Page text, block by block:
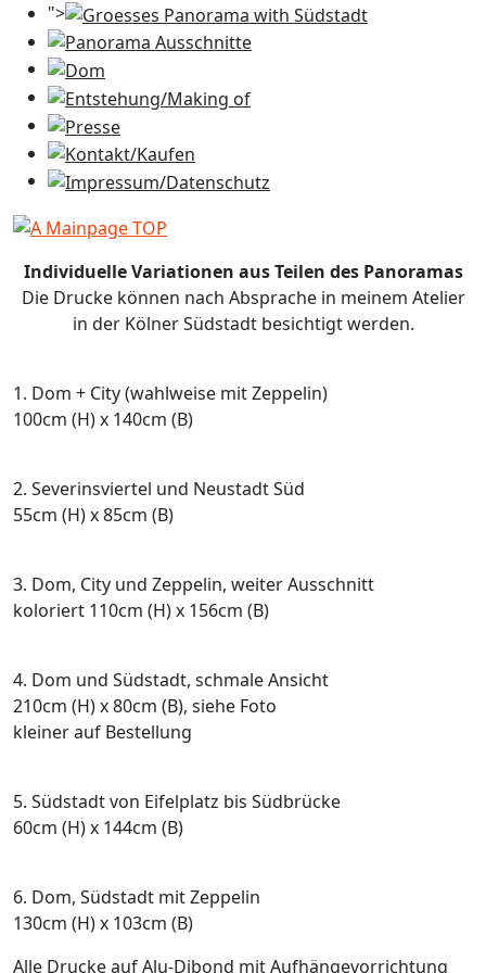
">
Individuelle Variationen aus Teilen des Panoramas
Die Drucke können nach Absprache in meinem Atelier
in der Kölner Südstadt besichtigt werden.
1. Dom + City (wahlweise mit Zeppelin)
100cm (H) x 140cm (B)
2. Severinsviertel und Neustadt Süd
55cm (H) x 85cm (B)
3. Dom, City und Zeppelin, weiter Ausschnitt
koloriert 110cm (H) x 156cm (B)
4. Dom und Südstadt, schmale Ansicht
210cm (H) x 80cm (B), siehe Foto
kleiner auf Bestellung
5. Südstadt von Eifelplatz bis Südbrücke
60cm (H) x 144cm (B)
6. Dom, Südstadt mit Zeppelin
130cm (H) x 103cm (B)
Alle Drucke auf Alu-Dibond mit Aufhängevorrichtung